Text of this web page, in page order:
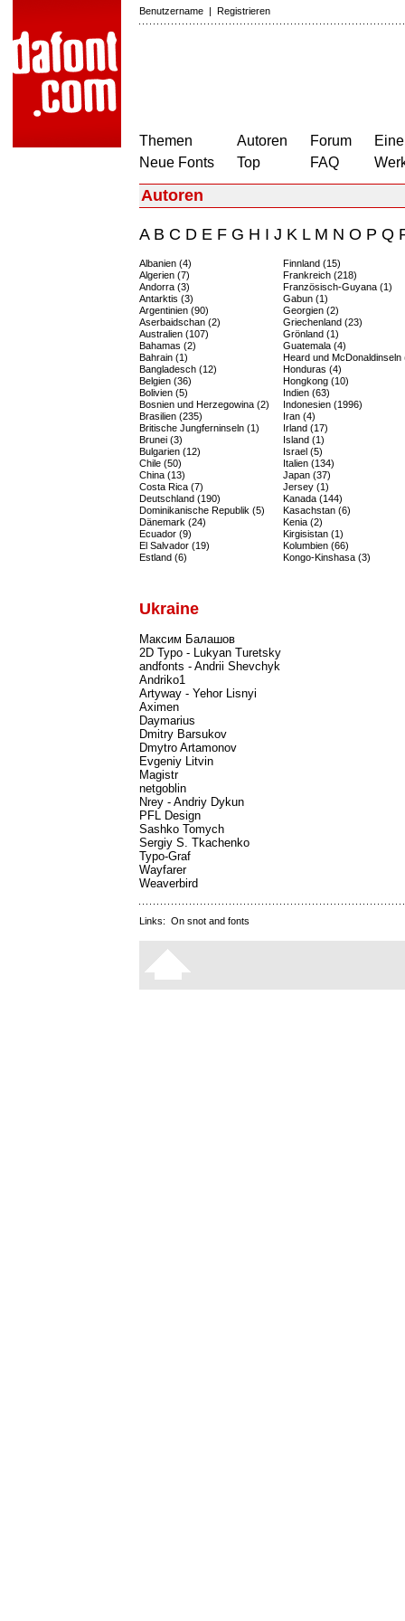
Benutzername | Registrieren
Themen
Neue Fonts
Autoren
Top
Forum
FAQ
Autoren
AB C D E F G H I J K LM N O P Q
Albanien (4)
Algerien (7)
Andorra (3)
Antarktis (3)
Argentinien (90)
Aserbaidschan (2)
Australien (107)
Bahamas (2)
Bahrain (1)
Bangladesch (12)
Belgien (36)
Bolivien (5)
Bosnien und Herzegowina (2)
Brasilien (235)
Britische Jungferninseln (1)
Brunei (3)
Bulgarien (12)
Chile (50)
China (13)
Costa Rica (7)
Deutschland (190)
Dominikanische Republik (5)
Dänemark (24)
Ecuador (9)
El Salvador (19)
Estland (6)
Finnland (15)
Frankreich (218)
Französisch-Guyana (1)
Gabun (1)
Georgien (2)
Griechenland (23)
Grönland (1)
Guatemala (4)
Heard und McDonaldinseln
Honduras (4)
Hongkong (10)
Indien (63)
Indonesien (1996)
Iran (4)
Irland (17)
Island (1)
Israel (5)
Italien (134)
Japan (37)
Jersey (1)
Kanada (144)
Kasachstan (6)
Kenia (2)
Kirgisistan (1)
Kolumbien (66)
Kongo-Kinshasa (3)
Ukraine
Максим Балашов
2D Typo - Lukyan Turetsky
andfonts - Andrii Shevchyk
Andriko1
Artyway - Yehor Lisnyi
Aximen
Daymarius
Dmitry Barsukov
Dmytro Artamonov
Evgeniy Litvin
Magistr
netgoblin
Nrey - Andriy Dykun
PFL Design
Sashko Tomych
Sergiy S. Tkachenko
Typo-Graf
Wayfarer
Weaverbird
Links: On snot and fonts